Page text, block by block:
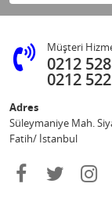
Müşteri
0212
0212
Adres
Süleymaniye Mah.
Fatih/ İstanbul